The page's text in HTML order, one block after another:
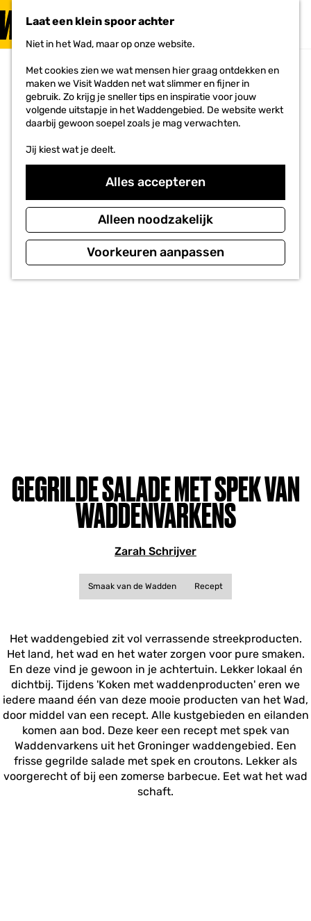
Laat een klein spoor achter
Niet in het Wad, maar op onze website.
Met cookies zien we wat mensen hier graag ontdekken en
maken we Visit Wadden net wat slimmer en fijner in
gebruik. Zo krijg je sneller tips en inspiratie voor jouw
volgende uitstapje in het Waddengebied. De website werkt
daarbij gewoon soepel zoals je mag verwachten.
Jij kiest wat je deelt.
Alles accepteren
Alleen noodzakelijk
Voorkeuren aanpassen
G
F
v
r
i
e
t
e
MENU
GEGRILDE SALADE MET SPEK VAN
WADDENVARKENS
Zarah Schrijver
Smaak van de Wadden Recept
Het waddengebied zit vol verrassende streekproducten.
Het land, het wad en het water zorgen voor pure smaken.
En deze vind je gewoon in je achtertuin. Lekker lokaal én
dichtbij. Tijdens 'Koken met waddenproducten' eren we
iedere maand één van deze mooie producten van het Wad,
door middel van een recept. Alle kustgebieden en eilanden
komen aan bod. Deze keer een recept met spek van
Waddenvarkens uit het Groninger waddengebied. Een
frisse gegrilde salade met spek en croutons. Lekker als
voorgerecht of bij een zomerse barbecue. Eet wat het wad
schaft.